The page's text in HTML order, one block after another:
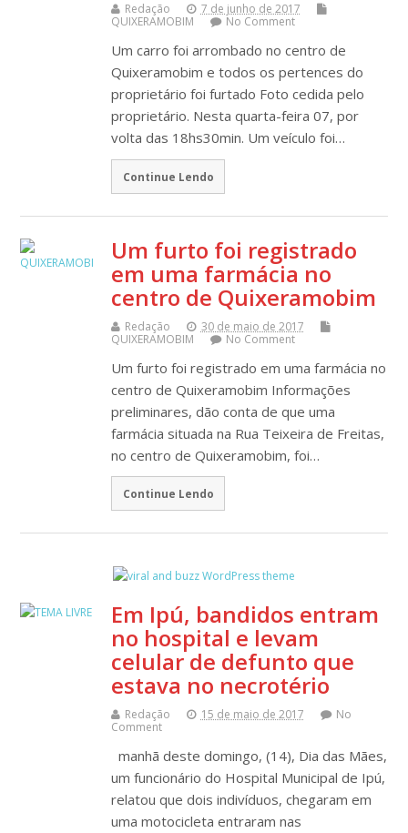
Redação
7 de junho de 2017
QUIXERAMOBIM
No Comment
Um carro foi arrombado no centro de
Quixeramobim e todos os pertences do
proprietário foi furtado Foto cedida pelo
proprietário. Nesta quarta-feira 07, por
volta das 18hs30min. Um veículo foi…
Continue Lendo
Um furto foi registrado
em uma farmácia no
centro de Quixeramobim
Redação
30 de maio de 2017
QUIXERAMOBIM
No Comment
Um furto foi registrado em uma farmácia no
centro de Quixeramobim Informações
preliminares, dão conta de que uma
farmácia situada na Rua Teixeira de Freitas,
no centro de Quixeramobim, foi…
Continue Lendo
Em Ipú, bandidos entram
no hospital e levam
celular de defunto que
estava no necrotério
Redação 15 de maio de 2017
No
Comment
manhã deste domingo, (14), Dia das Mães,
um funcionário do Hospital Municipal de Ipú,
relatou que dois indivíduos, chegaram em
uma motocicleta entraram nas